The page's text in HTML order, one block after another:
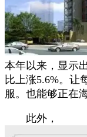
本年以来，显示
比上涨5.6%。让
服。也能够正在
此外，